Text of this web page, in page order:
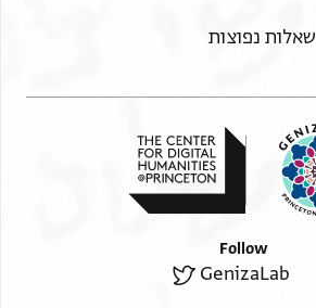
שאלות נפוצות
Follow
GenizaLab